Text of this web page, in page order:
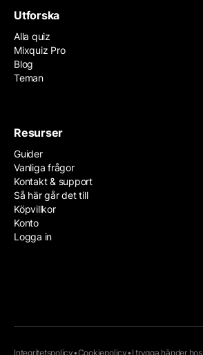
Utforska
Alla quiz
Mixquiz Pro
Blog
Teman
Resurser
Guider
Vanliga frågor
Kontakt & support
Så här går det till
Köpvillkor
Konto
Logga in
Integritetspolicy•Cookiepolicy•I trygga händer hos